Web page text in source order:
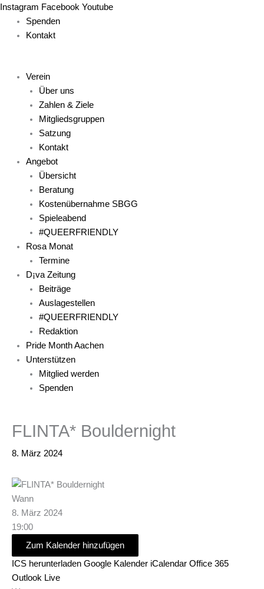
Zum
Inhalt
springen
Instagram Facebook Youtube
Main
Menu
Spenden
Kontakt
Main
Menu
Verein
Über uns
Zahlen & Ziele
Mitgliedsgruppen
Satzung
Kontakt
Angebot
Übersicht
Beratung
Kostenübernahme SBGG
Spieleabend
#QUEERFRIENDLY
Rosa Monat
Termine
D¡va Zeitung
Beiträge
Auslagestellen
#QUEERFRIENDLY
Redaktion
Pride Month Aachen
Unterstützen
Mitglied werden
Spenden
FLINTA* Bouldernight
8. März 2024
Wann
8. März 2024
19:00
Zum Kalender hinzufügen
ICS herunterladen Google Kalender iCalendar Office 365
Outlook Live
Main
Menu
Main
Menu
Main
Menu